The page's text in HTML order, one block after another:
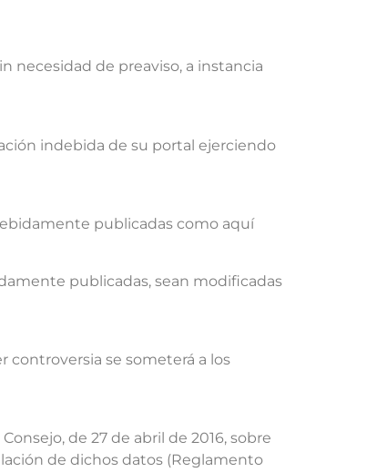
necesidad de preaviso, a instancia
indebida de su portal ejerciendo
publicadas como aquí
publicadas, sean modificadas
controversia se someterá a los
de 27 de abril de 2016, sobre
de dichos datos (Reglamento